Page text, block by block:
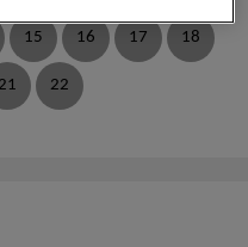
15 16 17 18
21 22